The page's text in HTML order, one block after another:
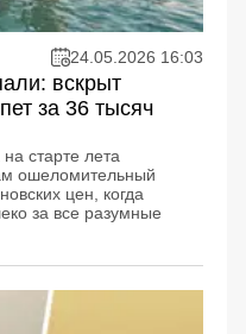
24.05.2026 16:03
вскрыт
за 36 тысяч
старте лета
ошеломительный
цен, когда
за все разумные